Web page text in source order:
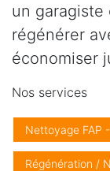
un
régénérer
économiser
Nos services
Nettoyage FAP
Régénération /